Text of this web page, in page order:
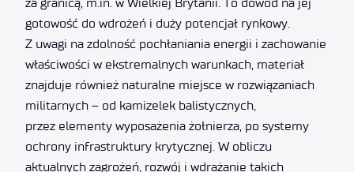
za granicą, m.in. w Wielkiej Brytanii. To dowód na jej
gotowość do wdrożeń i duży potencjał rynkowy.
Z uwagi na zdolność pochłaniania energii i zachowanie
właściwości w ekstremalnych warunkach, materiał
znajduje również naturalne miejsce w rozwiązaniach
militarnych – od kamizelek balistycznych,
przez elementy wyposażenia żołnierza, po systemy
ochrony infrastruktury krytycznej. W obliczu
aktualnych zagrożeń, rozwój i wdrażanie takich